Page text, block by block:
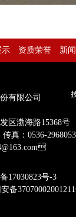
示 资质荣誉 新
股份有限公司
区渤海路15368号
真：0536-2968053
17030823号-3